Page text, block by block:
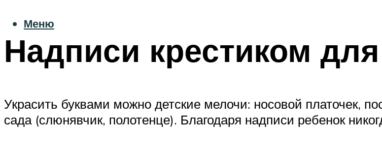
Меню
Надписи крестиком
Украсить буквами можно детские мелочи: носовой платочек,
сада (слюнявчик, полотенце). Благодаря надписи ребенок